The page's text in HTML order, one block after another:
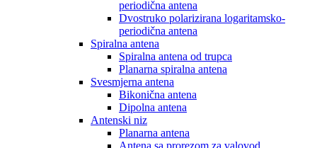
periodična antena
Dvostruko polarizirana logaritamsko-
periodična antena
Spiralna antena
Spiralna antena od trupca
Planarna spiralna antena
Svesmjerna antena
Bikonična antena
Dipolna antena
Antenski niz
Planarna antena
Antena sa prorezom za valovod